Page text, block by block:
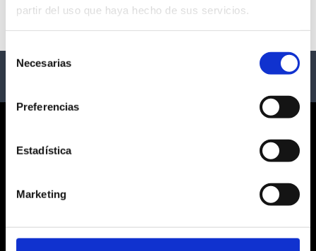
partir del uso que haya hecho de sus servicios.
Selección
Necesarias
Preferencias
Estadística
Marketing
Ciclo de conciertos
CONDICIONES GENERALES
AVISO LEGAL
PRIVACIDAD EN RRSS